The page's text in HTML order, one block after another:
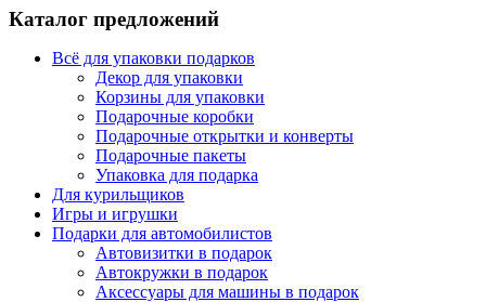
Каталог предложений
Всё для упаковки подарков
Декор для упаковки
Корзины для упаковки
Подарочные коробки
Подарочные открытки и конверты
Подарочные пакеты
Упаковка для подарка
Для курильщиков
Игры и игрушки
Подарки для автомобилистов
Автовизитки в подарок
Автокружки в подарок
Аксессуары для машины в подарок